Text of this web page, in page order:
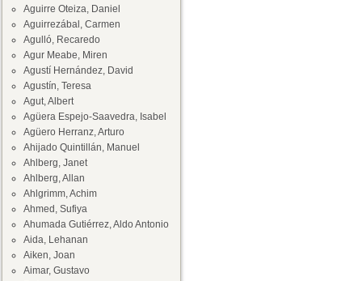
Aguirre Oteiza, Daniel
Aguirrezábal, Carmen
Agulló, Recaredo
Agur Meabe, Miren
Agustí Hernández, David
Agustín, Teresa
Agut, Albert
Agüera Espejo-Saavedra, Isabel
Agüero Herranz, Arturo
Ahijado Quintillán, Manuel
Ahlberg, Janet
Ahlberg, Allan
Ahlgrimm, Achim
Ahmed, Sufiya
Ahumada Gutiérrez, Aldo Antonio
Aida, Lehanan
Aiken, Joan
Aimar, Gustavo